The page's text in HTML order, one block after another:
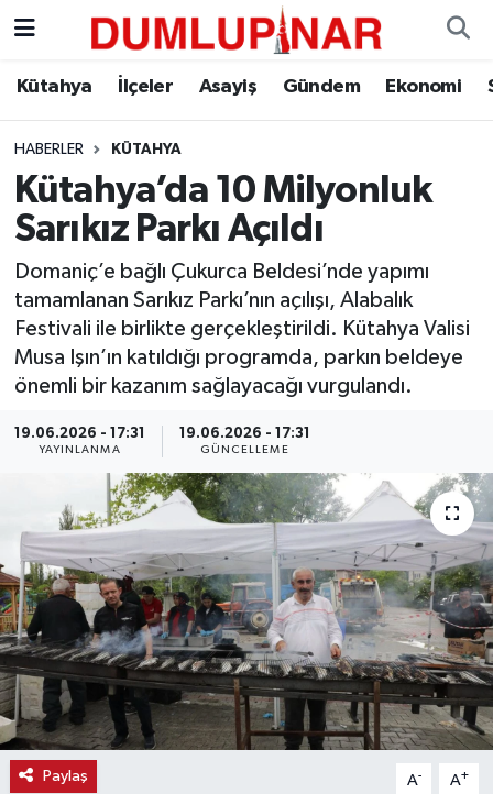
Kütahya İlçeler Asayiş Gündem Ekonomi
HABERLER KÜTAHYA
Kütahya’da 10 Milyonluk
Sarıkız Parkı Açıldı
Domaniç’e bağlı Çukurca Beldesi’nde yapımı
tamamlanan Sarıkız Parkı’nın açılışı, Alabalık
Festivali ile birlikte gerçekleştirildi. Kütahya Valisi
Musa Işın’ın katıldığı programda, parkın beldeye
önemli bir kazanım sağlayacağı vurgulandı.
19.06.2026 - 17:31
YAYINLANMA
19.06.2026 - 17:31
GÜNCELLEME
Paylaş A- A+
Asayiş
Diğer
Dünya
Ekonomi
Eleman
Gündem
Haber
Haber İlanlar
Kültür-Sanat
Magazin
Resmi İlanlar
Kütahya Hava Durumu
Kütahya Trafik Yoğunluk Haritası
Süper Lig Puan Durumu ve Fikstür
Son Dakika Haberleri
Haber Arşivi